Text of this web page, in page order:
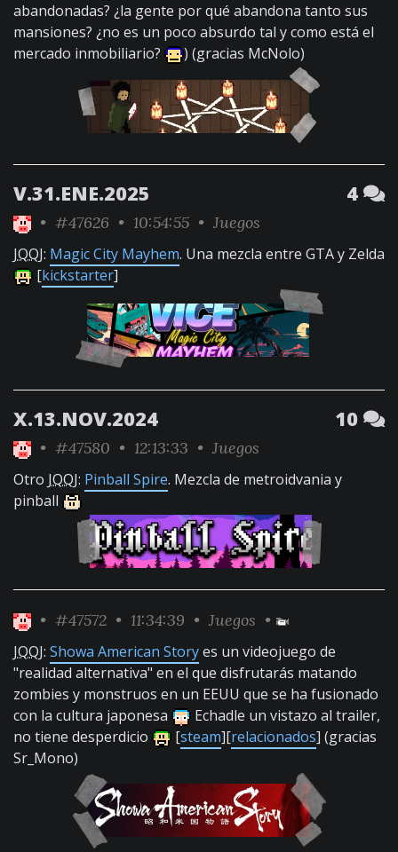
abandonadas? ¿la gente por qué abandona tanto sus
mansiones? ¿no es un poco absurdo tal y como está el
mercado inmobiliario?
) (gracias McNolo)
V.31.ENE.2025 4
• #47626 • 10:54:55 • Juegos
JQQJ: Magic City Mayhem. Una mezcla entre GTA y Zelda
[kickstarter]
X.13.NOV.2024 10
• #47580 • 12:13:33 • Juegos
Otro JQQJ: Pinball Spire. Mezcla de metroidvania y
pinball
• #47572 • 11:34:39 • Juegos •
JQQJ: Showa American Storyes un videojuego de
"realidad alternativa" en el que disfrutarás matando
zombies y monstruos en un EEUU que se ha fusionado
con la cultura japonesa
Echadle un vistazo al trailer,
no tiene desperdicio
[steam][relacionados] (gracias
Sr_Mono)